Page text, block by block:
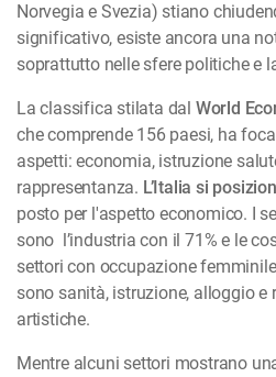
Norvegia e Svezia) stiano
significativo, esiste ancora una
soprattutto nelle sfere politiche e
La classifica stilata dal World
che comprende 156 paesi, ha
aspetti: economia, istruzione
rappresentanza. L’Italia si
posto per l'aspetto economico. I
sono l’industria con il 71% e le
settori con occupazione
sono sanità, istruzione, alloggio e
artistiche.
Mentre alcuni settori mostrano